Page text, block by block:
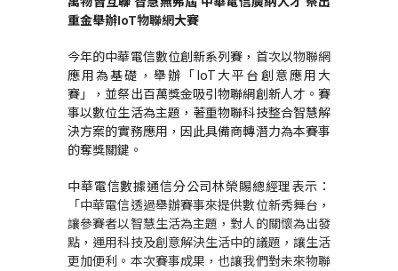
重金舉辦IoT物聯網大賽
今年的中華電信數位創新系列賽，首次以物聯網
應用為基礎，舉辦「IoT大平台創意應用大
賽」，並祭出百萬獎金吸引物聯網創新人才。賽
事以數位生活為主題，著重物聯科技整合智慧解
決方案的實務應用，因此具備商轉潛力為本賽事
的奪獎關鍵。
中華電信數據通信分公司林榮賜總經理表示：
「中華電信透過舉辦賽事來提供數位新秀舞台，
讓參賽者以智慧生活為主題，對人的關懷為出發
點，運用科技及創意解決生活中的議題，讓生活
更加便利。本次賽事成果，也讓我們對未來物聯